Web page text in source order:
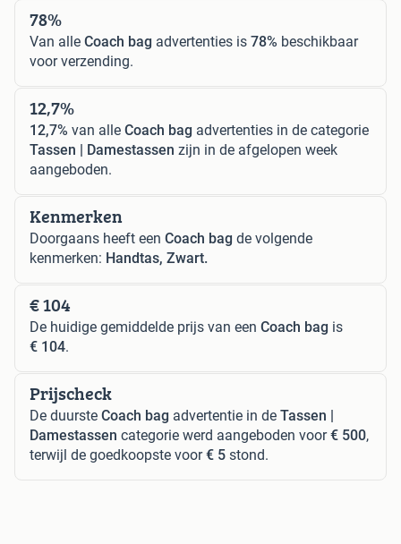
78%
Van alle Coach bag advertenties is 78% beschikbaar
voor verzending.
12,7%
12,7% van alle Coach bag advertenties in de categorie
Tassen | Damestassen zijn in de afgelopen week
aangeboden.
Kenmerken
Doorgaans heeft een Coach bag de volgende
kenmerken: Handtas, Zwart.
€ 104
De huidige gemiddelde prijs van een Coach bag is
€ 104.
Prijscheck
De duurste Coach bag advertentie in de Tassen |
Damestassen categorie werd aangeboden voor€ 500,
terwijl de goedkoopste voor€ 5 stond.